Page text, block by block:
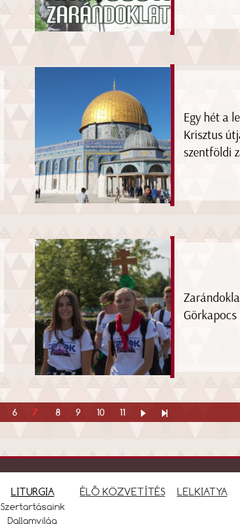
Egy hét a
Krisztus
szentföldi
Görkapocs
6 7 8 9 10 11
LITURGIA
Szertartásaink
Dallamvilág
ÉLŐ KÖZVETÍTÉS LELKIATYA